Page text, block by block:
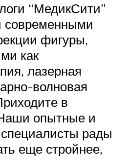
“МедикСити”
современными
фигуры,
как
лазерная
волновая
в
опытные и
рады
еще стройнее,